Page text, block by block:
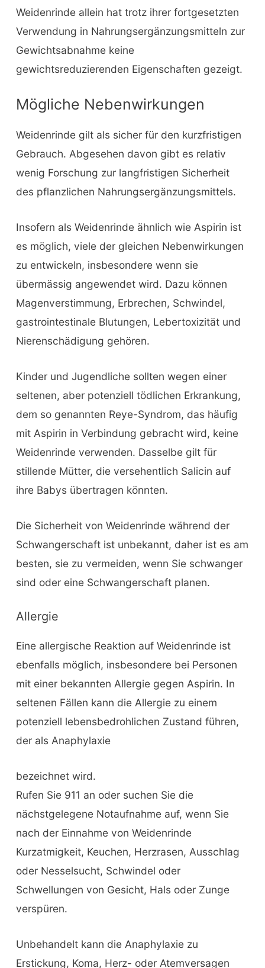
Weidenrinde allein hat trotz ihrer fortgesetzten
Verwendung in Nahrungsergänzungsmitteln zur
Gewichtsabnahme keine
gewichtsreduzierenden Eigenschaften gezeigt.
Mögliche Nebenwirkungen
Weidenrinde gilt als sicher für den kurzfristigen
Gebrauch. Abgesehen davon gibt es relativ
wenig Forschung zur langfristigen Sicherheit
des pflanzlichen Nahrungsergänzungsmittels.
Insofern als Weidenrinde ähnlich wie Aspirin ist
es möglich, viele der gleichen Nebenwirkungen
zu entwickeln, insbesondere wenn sie
übermässig angewendet wird. Dazu können
Magenverstimmung, Erbrechen, Schwindel,
gastrointestinale Blutungen, Lebertoxizität und
Nierenschädigung gehören.
Kinder und Jugendliche sollten wegen einer
seltenen, aber potenziell tödlichen Erkrankung,
dem so genannten Reye-Syndrom, das häufig
mit Aspirin in Verbindung gebracht wird, keine
Weidenrinde verwenden. Dasselbe gilt für
stillende Mütter, die versehentlich Salicin auf
ihre Babys übertragen könnten.
Die Sicherheit von Weidenrinde während der
Schwangerschaft ist unbekannt, daher ist es am
besten, sie zu vermeiden, wenn Sie schwanger
sind oder eine Schwangerschaft planen.
Allergie
Eine allergische Reaktion auf Weidenrinde ist
ebenfalls möglich, insbesondere bei Personen
mit einer bekannten Allergie gegen Aspirin. In
seltenen Fällen kann die Allergie zu einem
potenziell lebensbedrohlichen Zustand führen,
der als Anaphylaxie
bezeichnet wird.
Rufen Sie 911 an oder suchen Sie die
nächstgelegene Notaufnahme auf, wenn Sie
nach der Einnahme von Weidenrinde
Kurzatmigkeit, Keuchen, Herzrasen, Ausschlag
oder Nesselsucht, Schwindel oder
Schwellungen von Gesicht, Hals oder Zunge
verspüren.
Unbehandelt kann die Anaphylaxie zu
Erstickung, Koma, Herz- oder Atemversagen